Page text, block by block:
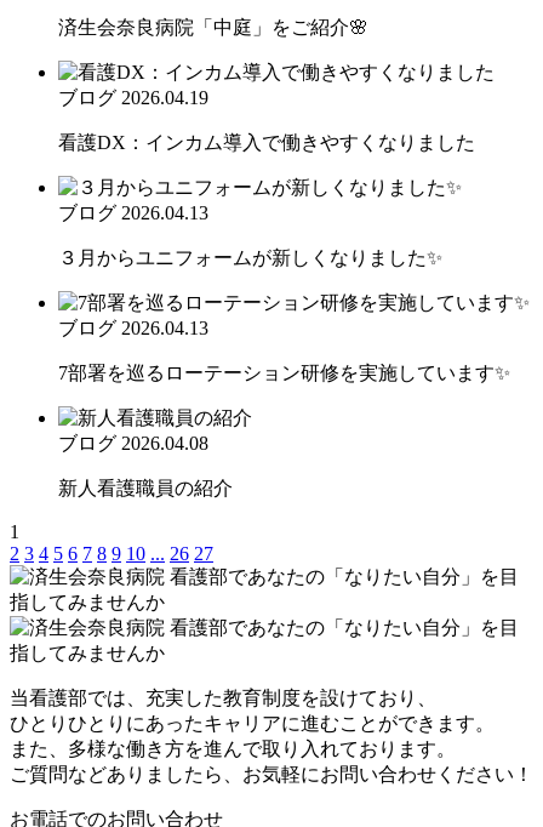
済生会奈良病院「中庭」をご紹介🌸
ブログ 2026.04.19
看護DX：インカム導入で働きやすくなりました
ブログ 2026.04.13
３月からユニフォームが新しくなりました✨
ブログ 2026.04.13
7部署を巡るローテーション研修を実施しています✨
ブログ 2026.04.08
新人看護職員の紹介
1
2 3 4 5 6 7 8 9 10 ... 26 27
当看護部では、充実した教育制度を設けており、
ひとりひとりにあったキャリアに進むことができます。
また、多様な働き方を進んで取り入れております。
ご質問などありましたら、お気軽にお問い合わせください！
お電話でのお問い合わせ